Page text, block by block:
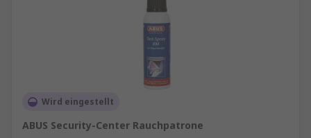
Wird eingestellt
ABUS Security-Center Rauchpatrone